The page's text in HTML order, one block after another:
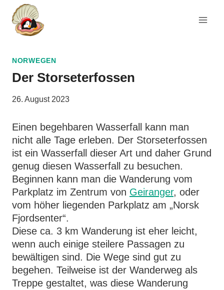
Zum
Inhalt
springen
NORWEGEN
Der Storseterfossen
26. August 2023
Einen begehbaren Wasserfall kann man
nicht alle Tage erleben. Der Storseterfossen
ist ein Wasserfall dieser Art und daher Grund
genug diesen Wasserfall zu besuchen.
Beginnen kann man die Wanderung vom
Parkplatz im Zentrum von Geiranger, oder
vom höher liegenden Parkplatz am „Norsk
Fjordsenter“.
Diese ca. 3 km Wanderung ist eher leicht,
wenn auch einige steilere Passagen zu
bewältigen sind. Die Wege sind gut zu
begehen. Teilweise ist der Wanderweg als
Treppe gestaltet, was diese Wanderung